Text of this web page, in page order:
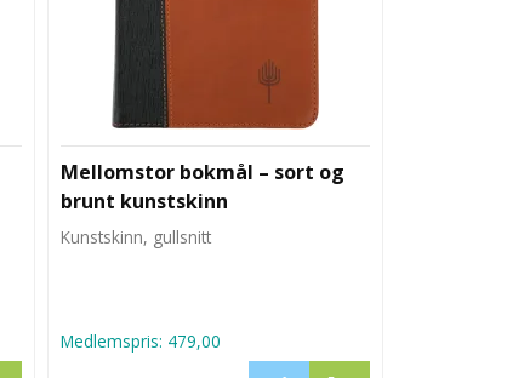
Mellomstor bokmål – sort og
brunt kunstskinn
Kunstskinn, gullsnitt
Medlemspris: 479,00